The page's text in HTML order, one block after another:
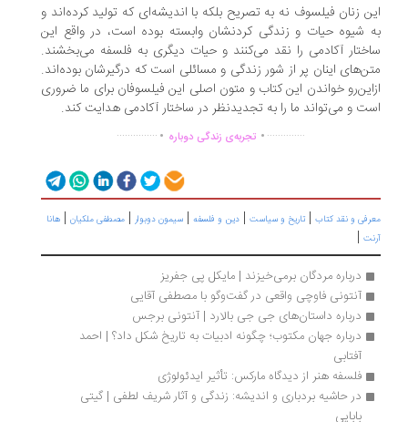
زنان فیلسوف نه به تصریح بلکه با اندیشه‌ای که تولید کرده‌اند و
شیوه حیات و زندگی کردنشان وابسته بوده است، در واقع این
آکادمی را نقد می‌کنند و حیات دیگری به فلسفه می‌بخشند.
اینان پر از شور زندگی و مسائلی است که درگیرشان بوده‌اند.
خواندن این کتاب و متون اصلی این فیلسوفان برای ما ضروری
و می‌تواند ما را به تجدیدنظر در ساختار آکادمی هدایت کند.
............... .تجربه‌ی زندگی دوباره ...............
و نقد کتاب|تاریخ و سیاست |دین و فلسفه|سیمون دوبوار|مصطفی ملکیان|هانا
درباره مردگان برمی‌خیزند | مایکل پی جفریز
آنتونی فاوچی واقعی در گفت‌وگو با مصطفی آقایی
درباره داستان‌های جی جی بالارد | آنتونی برجس
درباره جهان مکتوب؛ چگونه ادبیات به تاریخ شکل داد؟ | احمد
فلسفه هنر از دیدگاه مارکس: تأثیر ایدئولوژی
در حاشیه بردباری و اندیشه: زندگی و آثار شریف لطفی | گیتی